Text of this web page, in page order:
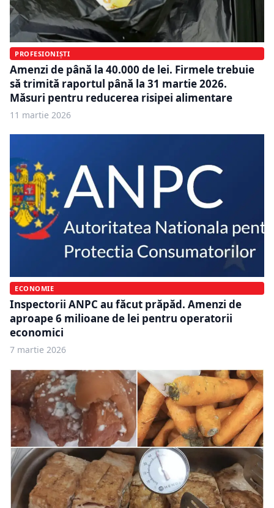
PROFESIONIȘTI
Amenzi de până la 40.000 de lei. Firmele trebuie
să trimită raportul până la 31 martie 2026.
Măsuri pentru reducerea risipei alimentare
11 martie 2026
ECONOMIE
Inspectorii ANPC au făcut prăpăd. Amenzi de
aproape 6 milioane de lei pentru operatorii
economici
7 martie 2026